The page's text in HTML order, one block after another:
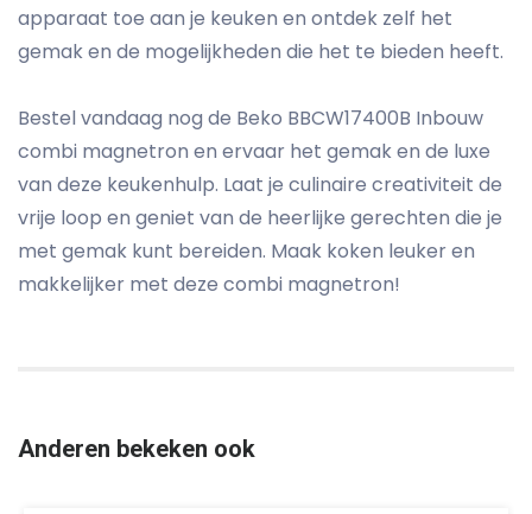
apparaat toe aan je keuken en ontdek zelf het
gemak en de mogelijkheden die het te bieden heeft.
Bestel vandaag nog de Beko BBCW17400B Inbouw
combi magnetron en ervaar het gemak en de luxe
van deze keukenhulp. Laat je culinaire creativiteit de
vrije loop en geniet van de heerlijke gerechten die je
met gemak kunt bereiden. Maak koken leuker en
makkelijker met deze combi magnetron!
Anderen bekeken ook